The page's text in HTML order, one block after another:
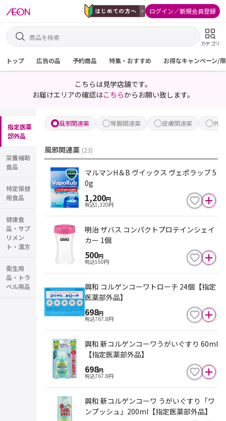
ログイン／新規会員登録
カテゴリ
トップ 広告の品 予約商品 特集・おすすめ お得なキャンペーン/
こちらは見学店舗です。
お届けエリアの確認はこちらからお願い致します。
指定医薬
部外品
栄養補助
食品
特定保健
用食品
健康食
品・サプ
リメン
ト・漢方
衛生用
品・トラ
ベル用品
風邪関連薬 胃腸関連薬 皮膚関連薬 外
風邪関連薬 (23)
マルマンH＆B ヴイックス ヴェポラッブ 5
0g
1,200円
税込1,320円
明治 ザバス コンパクトプロテインシェイ
カー 1個
500円
税込550円
興和 コルゲンコーワトローチ 24個【指定
医薬部外品】
698円
税込767.8円
興和 新コルゲンコーワうがいぐすり 60ml
【指定医薬部外品】
698円
税込767.8円
興和 新コルゲンコーワ うがいぐすり「ワ
ンプッシュ」200ml【指定医薬部外品】